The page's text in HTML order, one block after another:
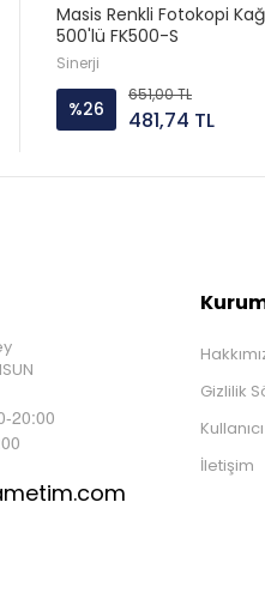
Masis Renkli Fotokopi
500'lü FK500-S
Sinerji
%26
651,00 TL
481,74 TL
20:00
Gizlilik
İletişim